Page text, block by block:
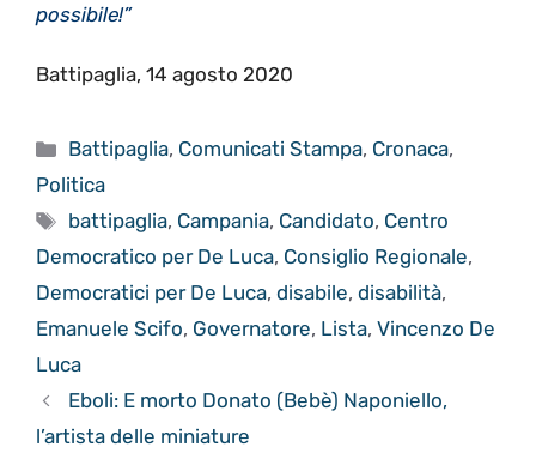
possibile!”
Battipaglia, 14 agosto 2020
Categorie
Battipaglia, Comunicati Stampa, Cronaca,
Politica
Tag
battipaglia, Campania, Candidato, Centro
Democratico per De Luca, Consiglio Regionale,
Democratici per De Luca, disabile, disabilità,
Emanuele Scifo, Governatore, Lista, Vincenzo De
Luca
Eboli: E morto Donato (Bebè) Naponiello,
l’artista delle miniature